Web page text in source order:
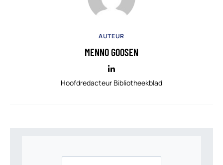
AUTEUR
MENNO GOOSEN
Hoofdredacteur Bibliotheekblad